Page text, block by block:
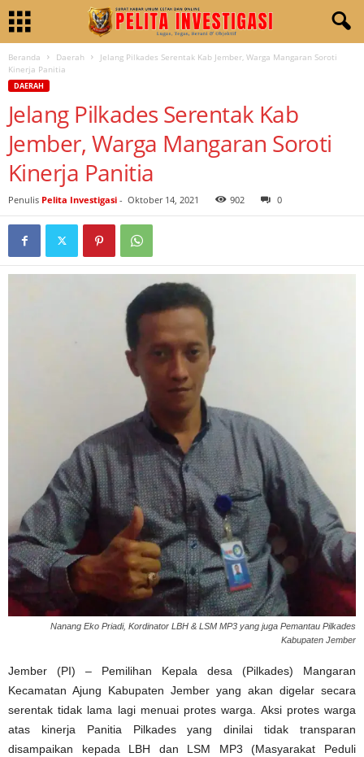
Beranda Daerah
Jelang Pilkades Serentak Kab Jember, Warga Mangaran Soroti
Kinerja Panitia
DAERAH
Jelang Pilkades Serentak Kab
Jember, Warga Mangaran Soroti
Kinerja Panitia
Penulis Pelita Investigasi - Oktober 14, 2021 902 0
Nanang Eko Priadi, Kordinator LBH & LSM MP3 yang juga Pemantau Pilkades
Kabupaten Jember
Jember (PI) – Pemilihan Kepala desa (Pilkades) Mangaran
Kecamatan Ajung Kabupaten Jember yang akan digelar secara
serentak tidak lama lagi menuai protes warga. Aksi protes warga
atas kinerja Panitia Pilkades yang dinilai tidak transparan
disampaikan kepada LBH dan LSM MP3 (Masyarakat Peduli